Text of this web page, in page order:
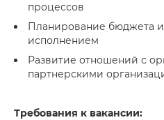
процессов
Планирование бюджета и
исполнением
Развитие отношений с
партнерскими
Требования к вакансии: